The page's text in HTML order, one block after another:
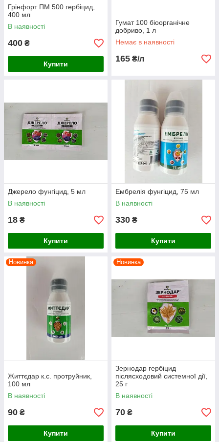
Грінфорт ПМ 500 гербіцид,
400 мл
В наявності
400 ₴
Купити
Гумат 100 біоорганічне
добриво, 1 л
Немає в наявності
165 ₴/л
Джерело фунгіцид, 5 мл
В наявності
18 ₴
Купити
Ембрелія фунгіцид, 75 мл
В наявності
330 ₴
Купити
Новинка
Життєдар к.с. протруйник,
100 мл
В наявності
90 ₴
Купити
Новинка
Зернодар гербіцид
післясходовий системної дії,
25 г
В наявності
70 ₴
Купити